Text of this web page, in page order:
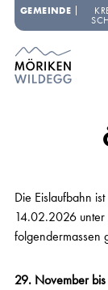
GEMEINDE
Die Eislaufbahn
14.02.2026 unter
folgendermassen
29. November